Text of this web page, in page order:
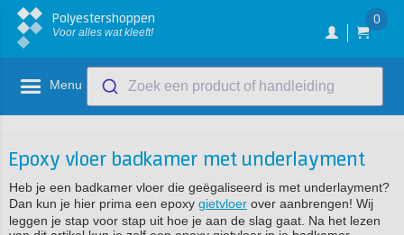
Polyestershoppen
Voor alles wat kleeft!
0
Menu Zoek een product of handleiding
Epoxy vloer badkamer met underlayment
Heb je een badkamer vloer die geëgaliseerd is met underlayment?
Dan kun je hier prima een epoxy gietvloer over aanbrengen! Wij
leggen je stap voor stap uit hoe je aan de slag gaat. Na het lezen